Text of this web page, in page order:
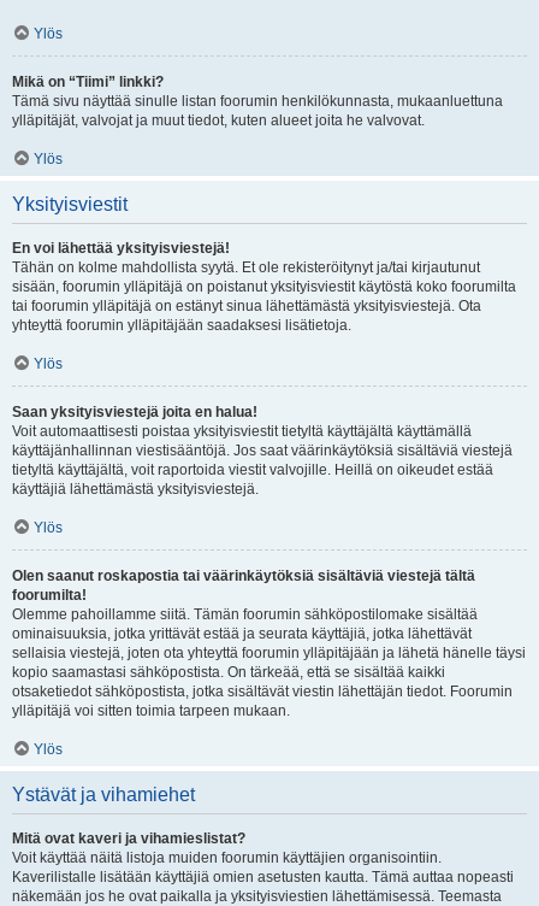
Ylös
Mikä on “Tiimi” linkki?
Tämä sivu näyttää sinulle listan foorumin henkilökunnasta, mukaanluettuna
ylläpitäjät, valvojat ja muut tiedot, kuten alueet joita he valvovat.
Ylös
Yksityisviestit
En voi lähettää yksityisviestejä!
Tähän on kolme mahdollista syytä. Et ole rekisteröitynyt ja/tai kirjautunut
sisään, foorumin ylläpitäjä on poistanut yksityisviestit käytöstä koko foorumilta
tai foorumin ylläpitäjä on estänyt sinua lähettämästä yksityisviestejä. Ota
yhteyttä foorumin ylläpitäjään saadaksesi lisätietoja.
Ylös
Saan yksityisviestejä joita en halua!
Voit automaattisesti poistaa yksityisviestit tietyltä käyttäjältä käyttämällä
käyttäjänhallinnan viestisääntöjä. Jos saat väärinkäytöksiä sisältäviä viestejä
tietyltä käyttäjältä, voit raportoida viestit valvojille. Heillä on oikeudet estää
käyttäjiä lähettämästä yksityisviestejä.
Ylös
Olen saanut roskapostia tai väärinkäytöksiä sisältäviä viestejä tältä
foorumilta!
Olemme pahoillamme siitä. Tämän foorumin sähköpostilomake sisältää
ominaisuuksia, jotka yrittävät estää ja seurata käyttäjiä, jotka lähettävät
sellaisia viestejä, joten ota yhteyttä foorumin ylläpitäjään ja lähetä hänelle täysi
kopio saamastasi sähköpostista. On tärkeää, että se sisältää kaikki
otsaketiedot sähköpostista, jotka sisältävät viestin lähettäjän tiedot. Foorumin
ylläpitäjä voi sitten toimia tarpeen mukaan.
Ylös
Ystävät ja vihamiehet
Mitä ovat kaveri ja vihamieslistat?
Voit käyttää näitä listoja muiden foorumin käyttäjien organisointiin.
Kaverilistalle lisätään käyttäjiä omien asetusten kautta. Tämä auttaa nopeasti
näkemään jos he ovat paikalla ja yksityisviestien lähettämisessä. Teemasta